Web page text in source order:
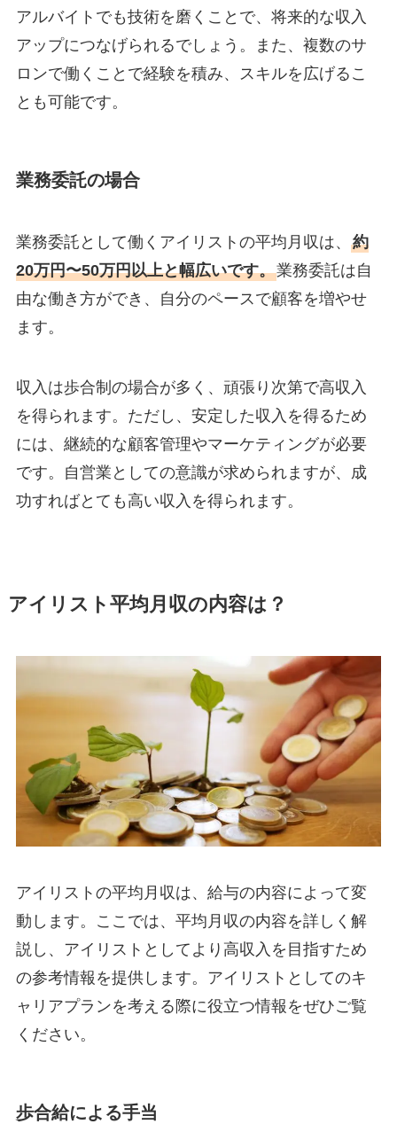
アルバイトでも技術を磨くことで、将来的な収入
アップにつなげられるでしょう。また、複数のサ
ロンで働くことで経験を積み、スキルを広げるこ
とも可能です。
業務委託の場合
業務委託として働くアイリストの平均月収は、 約
20万円〜50万円以上と幅広いです。業務委託は自
由な働き方ができ、自分のペースで顧客を増やせ
ます。
収入は歩合制の場合が多く、頑張り次第で高収入
を得られます。ただし、安定した収入を得るため
には、継続的な顧客管理やマーケティングが必要
です。自営業としての意識が求められますが、成
功すればとても高い収入を得られます。
アイリスト平均月収の内容は？
アイリストの平均月収は、給与の内容によって変
動します。ここでは、平均月収の内容を詳しく解
説し、アイリストとしてより高収入を目指すため
の参考情報を提供します。アイリストとしてのキ
ャリアプランを考える際に役立つ情報をぜひご覧
ください。
歩合給による手当